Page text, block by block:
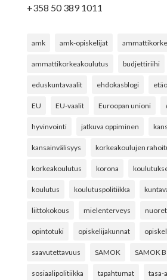
+358 50 389 1011
amk amk-opiskelijat
ammattikorkeakoulutus budjettiriihi
eduskuntavaalit ehdokasblogi
EU EU-vaalit Euroopan unioni
hyvinvointi jatkuva oppiminen
kansainvälisyys korkeakoulujen
korkeakoulutus korona
koulutus koulutuspolitiikka
liittokokous mielenterveys nuoret
opintotuki opiskelijakunnat
saavutettavuus SAMOK SAMOK
sosiaalipolitiikka tapahtumat tasa-